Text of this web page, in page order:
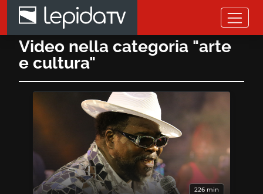
Salta al contenuto principale
Video nella categoria "arte
e cultura"
226 min